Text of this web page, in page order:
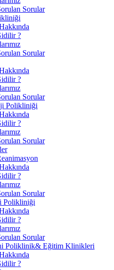
Sorular
?
Sorular
?
Sorular
Polikliniği
?
Sorular
?
Sorular
Polikliniği
?
Sorular
Poliklinik& Eğitim Klinikleri
?